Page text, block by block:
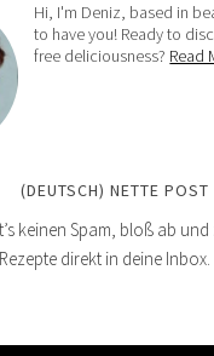
Hi, I'm Deniz, based in
to have you! Ready to
free deliciousness? Read
(DEUTSCH) NETTE POST
keinen Spam, bloß ab
direkt in deine Inbox.